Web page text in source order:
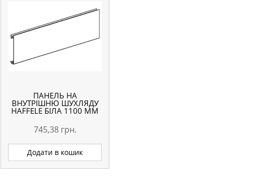
ПАНЕЛЬ НА
ВНУТРІШНЮ ШУХЛЯДУ
HAFFELE БІЛА 1100 ММ
745,38 грн.
Додати в кошик